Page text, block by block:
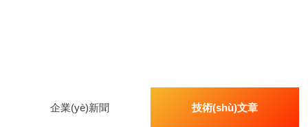
企業(yè)新聞 技術(shù)文章